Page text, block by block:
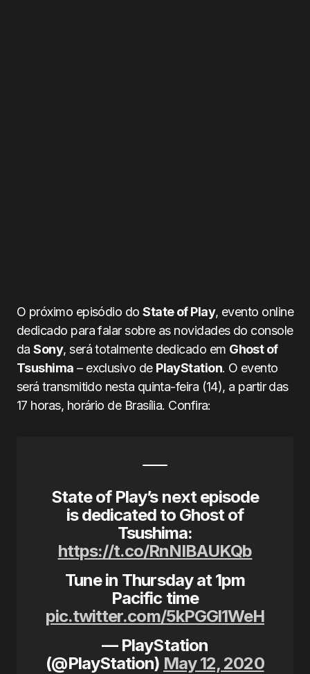
O próximo episódio doState of Play, evento online
dedicado para falar sobre as novidades do console
daSony, será totalmente dedicado em Ghost of
Tsushima – exclusivo de PlayStation. O evento
será transmitido nesta quinta-feira (14), a partir das
17 horas, horário de Brasília. Confira:
State of Play’s next episode
is dedicated to Ghost of
Tsushima:
https://t.co/RnNIBAUKQb
Tune in Thursday at 1pm
Pacific time
pic.twitter.com/5kPGGl1WeH
— PlayStation
(@PlayStation) May 12, 2020